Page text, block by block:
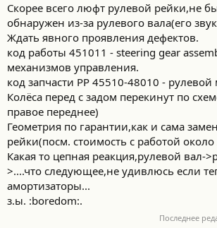
Скорее всего люфт рулевой рейки,не
обнаружен из-за рулевого вала(его
Ждать явного проявления дефектов.
код работы 451011 - steering gear
механизмов управления.
код запчасти РР 45510-48010 - рулевой
Колёса перед с задом перекинут по
правое переднее)
Геометрия по гарантии,как и сама
рейки(посм. стоимость с работой
Какая то цепная реакция,рулевой вал-
>....что следующее,не удивлюсь если
амортизаторы...
з.ы. :boredom:.
Последнее